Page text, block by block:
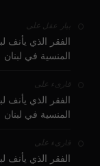
بيار عقل على
الفقر الذي يأنف
المنسية في لبنان
قارىء على
الفقر الذي يأنف
المنسية في لبنان
قارىء على
الفقر الذي يأنف